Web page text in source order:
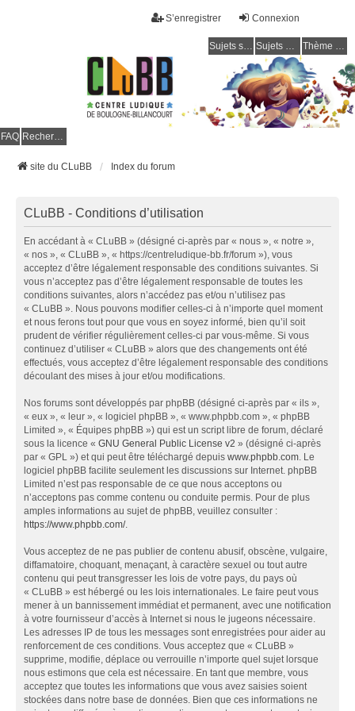
Connexion
S’enregistrer
Sujets sans réponse Sujets actifs Thème clair / foncé
FAQ Rechercher
site du CLuBB Index du forum
CLuBB - Conditions d’utilisation
En accédant à « CLuBB » (désigné ci-après par « nous », « notre »,
« nos », « CLuBB », « https://centreludique-bb.fr/forum »), vous
acceptez d’être légalement responsable des conditions suivantes. Si
vous n’acceptez pas d’être légalement responsable de toutes les
conditions suivantes, alors n’accédez pas et/ou n’utilisez pas
« CLuBB ». Nous pouvons modifier celles-ci à n’importe quel moment
et nous ferons tout pour que vous en soyez informé, bien qu’il soit
prudent de vérifier régulièrement celles-ci par vous-même. Si vous
continuez d’utiliser « CLuBB » alors que des changements ont été
effectués, vous acceptez d’être légalement responsable des conditions
découlant des mises à jour et/ou modifications.
Nos forums sont développés par phpBB (désigné ci-après par « ils »,
« eux », « leur », « logiciel phpBB », « www.phpbb.com », « phpBB
Limited », « Équipes phpBB ») qui est un script libre de forum, déclaré
sous la licence « GNU General Public License v2 » (désigné ci-après
par « GPL ») et qui peut être téléchargé depuis www.phpbb.com. Le
logiciel phpBB facilite seulement les discussions sur Internet. phpBB
Limited n’est pas responsable de ce que nous acceptons ou
n’acceptons pas comme contenu ou conduite permis. Pour de plus
amples informations au sujet de phpBB, veuillez consulter :
https://www.phpbb.com/.
Vous acceptez de ne pas publier de contenu abusif, obscène, vulgaire,
diffamatoire, choquant, menaçant, à caractère sexuel ou tout autre
contenu qui peut transgresser les lois de votre pays, du pays où
« CLuBB » est hébergé ou les lois internationales. Le faire peut vous
mener à un bannissement immédiat et permanent, avec une notification
à votre fournisseur d’accès à Internet si nous le jugeons nécessaire.
Les adresses IP de tous les messages sont enregistrées pour aider au
renforcement de ces conditions. Vous acceptez que « CLuBB »
supprime, modifie, déplace ou verrouille n’importe quel sujet lorsque
nous estimons que cela est nécessaire. En tant que membre, vous
acceptez que toutes les informations que vous avez saisies soient
stockées dans notre base de données. Bien que ces informations ne